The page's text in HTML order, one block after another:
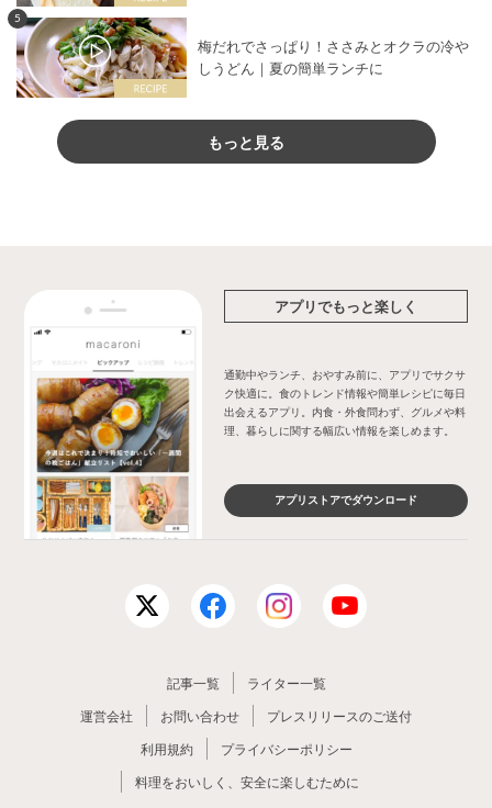
5
梅だれでさっぱり！ささみとオクラの冷や
しうどん｜夏の簡単ランチに
もっと見る
アプリでもっと楽しく
通勤中やランチ、おやすみ前に、アプリでサクサ
ク快適に。食のトレンド情報や簡単レシピに毎日
出会えるアプリ。内食・外食問わず、グルメや料
理、暮らしに関する幅広い情報を楽しめます。
アプリストアでダウンロード
記事一覧
ライター一覧
運営会社
お問い合わせ
プレスリリースのご送付
利用規約
プライバシーポリシー
料理をおいしく、安全に楽しむために